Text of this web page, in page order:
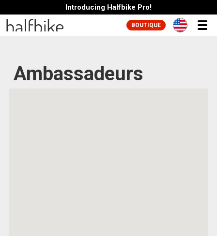
Introducing Halfbike Pro!
BOUTIQUE
Ambassadeurs